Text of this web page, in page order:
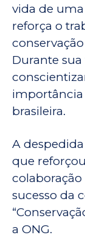
vida de
reforça o
Durante sua
importância
brasileira.
A
que
sucesso da
a ONG.